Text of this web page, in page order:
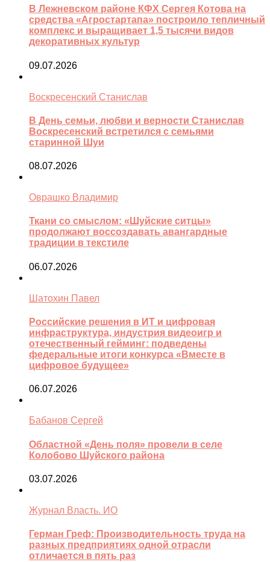
В Лежневском районе КФХ Сергея Котова на
средства «Агростартапа» построило тепличный
комплекс и выращивает 1,5 тысячи видов
декоративных культур
09.07.2026
Воскресенский Станислав
В День семьи, любви и верности Станислав
Воскресенский встретился с семьями
старинной Шуи
08.07.2026
Оврашко Владимир
Ткани со смыслом: «Шуйские ситцы»
продолжают воссоздавать авангардные
традиции в текстиле
06.07.2026
Шатохин Павел
Российские решения в ИТ и цифровая
инфраструктура, индустрия видеоигр и
отечественный гейминг: подведены
федеральные итоги конкурса «Вместе в
цифровое будущее»
06.07.2026
Бабанов Сергей
Областной «День поля» провели в селе
Колобово Шуйского района
03.07.2026
Журнал Власть. ИО
Герман Греф: Производительность труда на
разных предприятиях одной отрасли
отличается в пять раз